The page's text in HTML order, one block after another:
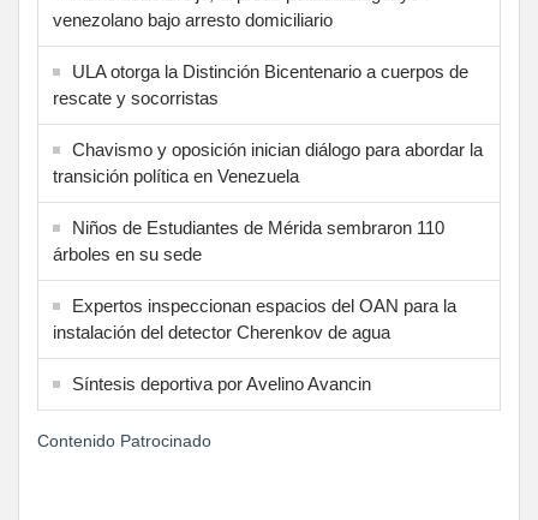
venezolano bajo arresto domiciliario
ULA otorga la Distinción Bicentenario a cuerpos de
rescate y socorristas
Chavismo y oposición inician diálogo para abordar la
transición política en Venezuela
Niños de Estudiantes de Mérida sembraron 110
árboles en su sede
Expertos inspeccionan espacios del OAN para la
instalación del detector Cherenkov de agua
Síntesis deportiva por Avelino Avancin
Contenido Patrocinado